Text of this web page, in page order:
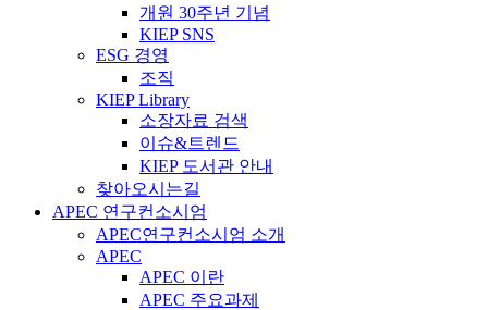
개원 30주년 기념
KIEP SNS
ESG 경영
조직
KIEP Library
소장자료 검색
이슈&트렌드
KIEP 도서관 안내
찾아오시는길
APEC 연구컨소시엄
APEC연구컨소시엄 소개
APEC
APEC 이란
APEC 주요과제